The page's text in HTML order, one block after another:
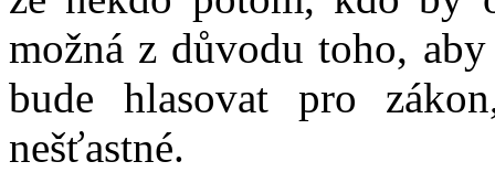
možná z důvodu toho,
bude hlasovat pro
nešťastné.